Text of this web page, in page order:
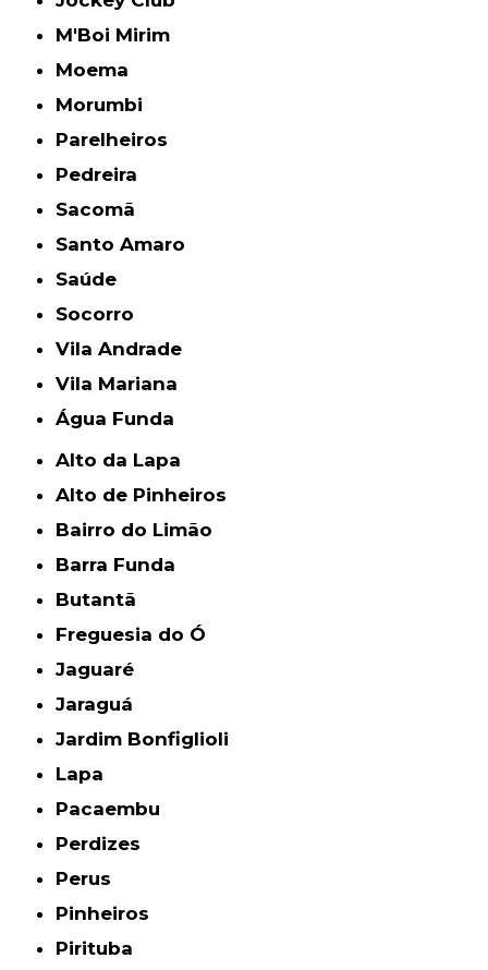
M'Boi Mirim
Moema
Morumbi
Parelheiros
Pedreira
Sacomã
Santo Amaro
Saúde
Socorro
Vila Andrade
Vila Mariana
Água Funda
Alto da Lapa
Alto de Pinheiros
Bairro do Limão
Barra Funda
Butantã
Freguesia do Ó
Jaguaré
Jaraguá
Jardim Bonfiglioli
Lapa
Pacaembu
Perdizes
Perus
Pinheiros
Pirituba